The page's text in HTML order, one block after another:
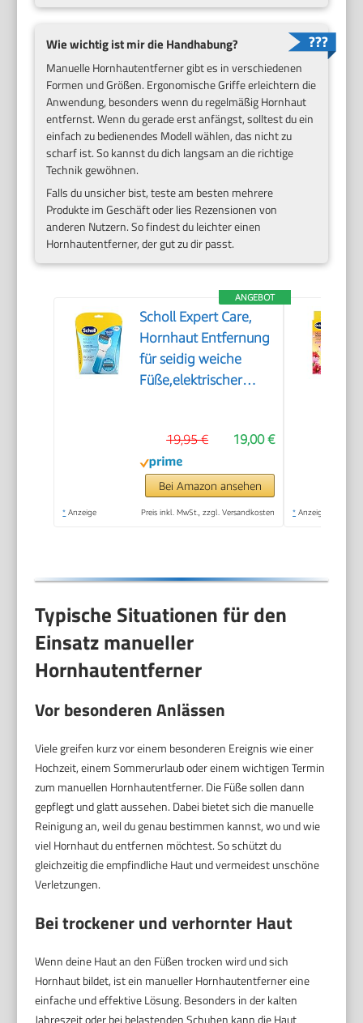
Wie wichtig ist mir die Handhabung?
Manuelle Hornhautentferner gibt es in verschiedenen
Formen und Größen. Ergonomische Griffe erleichtern die
Anwendung, besonders wenn du regelmäßig Hornhaut
entfernst. Wenn du gerade erst anfängst, solltest du ein
einfach zu bedienendes Modell wählen, das nicht zu
scharf ist. So kannst du dich langsam an die richtige
Technik gewöhnen.
Falls du unsicher bist, teste am besten mehrere
Produkte im Geschäft oder lies Rezensionen von
anderen Nutzern. So findest du leichter einen
Hornhautentferner, der gut zu dir passt.
ANGEBOT
Scholl Expert Care,
Hornhaut Entfernung
für seidig weiche
Füße,elektrischer
Meeresmineralien
Rolle für präzise
Ergebnisse,1 Gerät
19,00 €
19,95 €
Bei Amazon ansehen
* Anzeige Preis inkl. MwSt., zzgl. Versandkosten * Anzeige
Typische Situationen für den
Einsatz manueller
Hornhautentferner
Vor besonderen Anlässen
Viele greifen kurz vor einem besonderen Ereignis wie einer
Hochzeit, einem Sommerurlaub oder einem wichtigen Termin
zum manuellen Hornhautentferner. Die Füße sollen dann
gepflegt und glatt aussehen. Dabei bietet sich die manuelle
Reinigung an, weil du genau bestimmen kannst, wo und wie
viel Hornhaut du entfernen möchtest. So schützt du
gleichzeitig die empfindliche Haut und vermeidest unschöne
Verletzungen.
Bei trockener und verhornter Haut
Wenn deine Haut an den Füßen trocken wird und sich
Hornhaut bildet, ist ein manueller Hornhautentferner eine
einfache und effektive Lösung. Besonders in der kalten
Jahreszeit oder bei belastenden Schuhen kann die Haut